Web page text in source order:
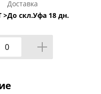
>
Доставка
До скл.Уфа 18 дн.